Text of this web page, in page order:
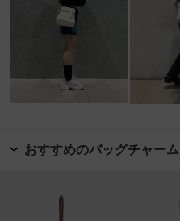
おすすめのバッグチャーム